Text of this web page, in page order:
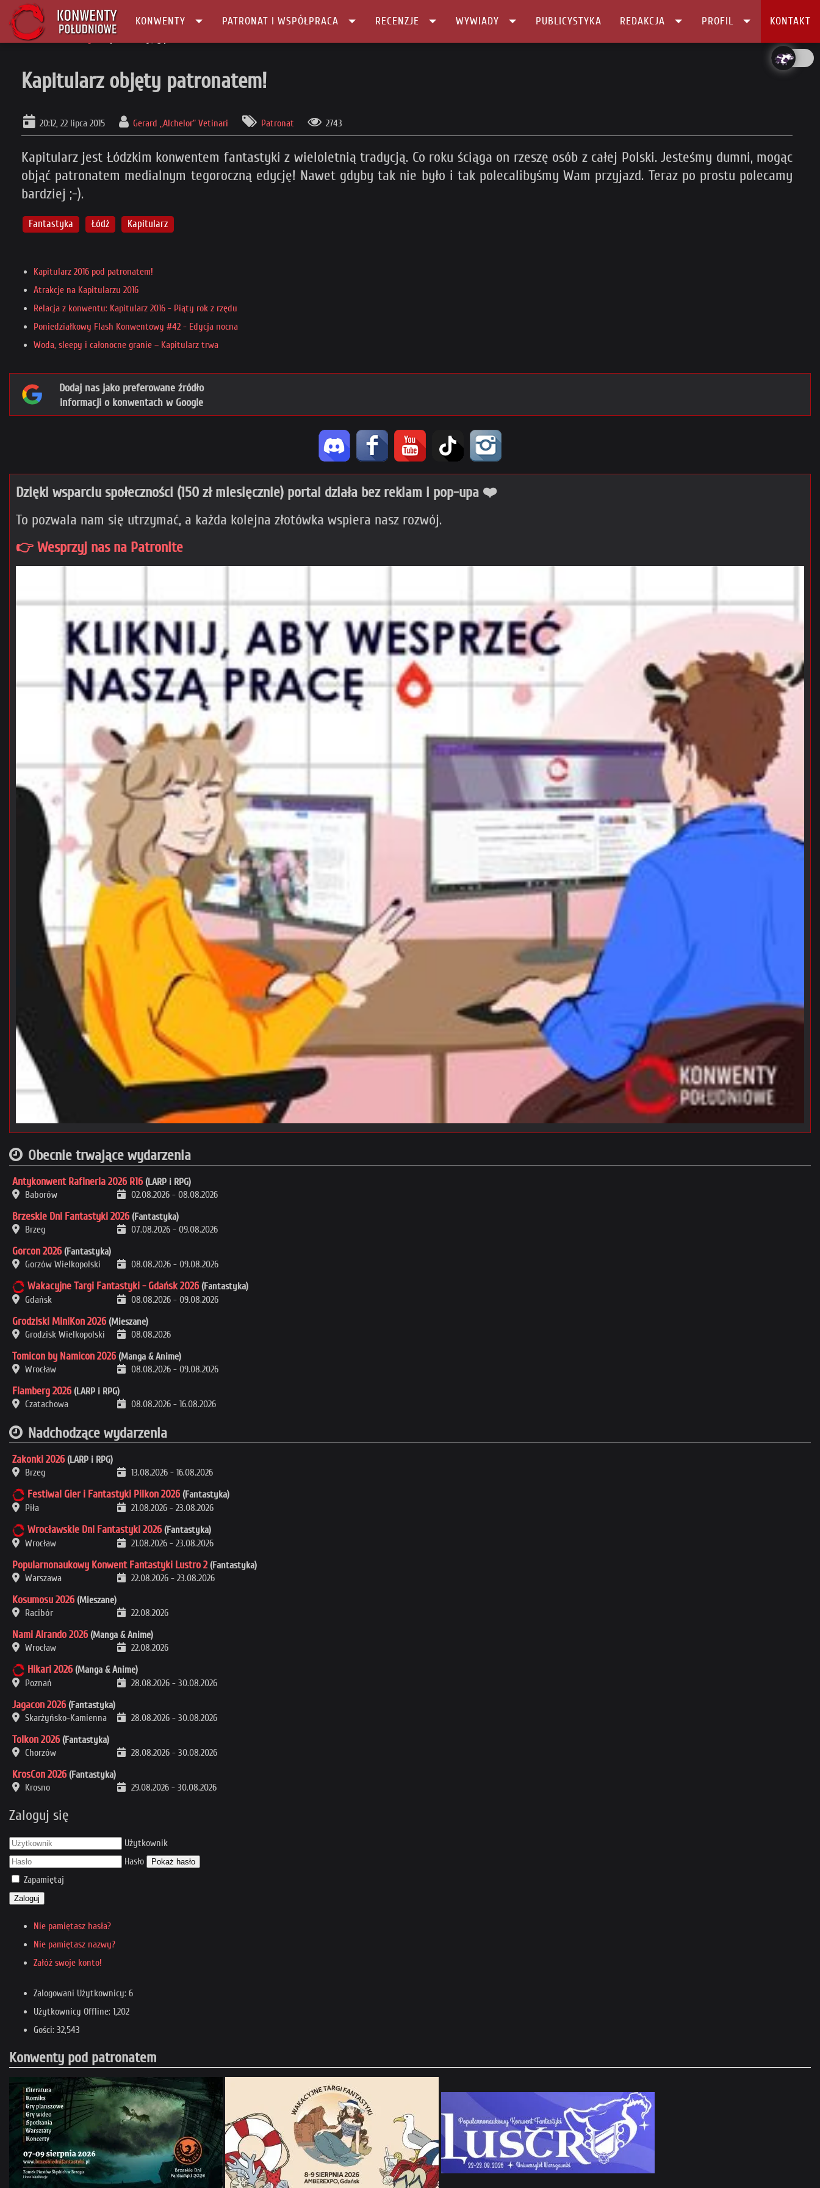
KONWENTY PATRONAT I WSPÓŁPRACA RECENZJE WYWIADY PUBLICYSTYKA REDAKCJA PROFIL KONTAKT
Główna
Kapitularz objęty patronatem!
20:12, 22 lipca 2015 Gerard „Alchelor” Vetinari Patronat 2743
Kapitularz jest Łódzkim konwentem fantastyki z wieloletnią tradycją. Co roku ściąga on rzeszę osób z całej Polski. Jesteśmy dumni, mogąc
objąć patronatem medialnym tegoroczną edycję! Nawet gdyby tak nie było i tak polecalibyśmy Wam przyjazd. Teraz po prostu polecamy
bardziej ;-).
Fantastyka Łódź Kapitularz
Kapitularz 2016 pod patronatem!
Atrakcje na Kapitularzu 2016
Relacja z konwentu: Kapitularz 2016 - Piąty rok z rzędu
Poniedziałkowy Flash Konwentowy #42 - Edycja nocna
Woda, sleepy i całonocne granie – Kapitularz trwa
Dodaj nas jako preferowane źródło
informacji o konwentach w Google
Dzięki wsparciu społeczności (150 zł miesięcznie) portal działa bez reklam i pop-upa ❤️
To pozwala nam się utrzymać, a każda kolejna złotówka wspiera nasz rozwój.
👉 Wesprzyj nas na Patronite
Obecnie trwające wydarzenia
Antykonwent Rafineria 2026 R16 (LARP i RPG)
Baborów
02.08.2026 - 08.08.2026
Brzeskie Dni Fantastyki 2026 (Fantastyka)
Brzeg
07.08.2026 - 09.08.2026
Gorcon 2026 (Fantastyka)
Gorzów Wielkopolski
08.08.2026 - 09.08.2026
Wakacyjne Targi Fantastyki - Gdańsk 2026 (Fantastyka)
Gdańsk
08.08.2026 - 09.08.2026
Grodziski MiniKon 2026 (Mieszane)
Grodzisk Wielkopolski
08.08.2026
Tomicon by Namicon 2026 (Manga & Anime)
Wrocław
08.08.2026 - 09.08.2026
Flamberg 2026 (LARP i RPG)
Czatachowa
08.08.2026 - 16.08.2026
Nadchodzące wydarzenia
Zakonki 2026 (LARP i RPG)
Brzeg
13.08.2026 - 16.08.2026
Festiwal Gier i Fantastyki Pilkon 2026 (Fantastyka)
Piła
21.08.2026 - 23.08.2026
Wrocławskie Dni Fantastyki 2026 (Fantastyka)
Wrocław
21.08.2026 - 23.08.2026
Popularnonaukowy Konwent Fantastyki Lustro 2 (Fantastyka)
Warszawa
22.08.2026 - 23.08.2026
Kosumosu 2026 (Mieszane)
Racibór
22.08.2026
Nami Airando 2026 (Manga & Anime)
Wrocław
22.08.2026
Hikari 2026 (Manga & Anime)
Poznań
28.08.2026 - 30.08.2026
Jagacon 2026 (Fantastyka)
Skarżyńsko-Kamienna
28.08.2026 - 30.08.2026
Tolkon 2026 (Fantastyka)
Chorzów
28.08.2026 - 30.08.2026
KrosCon 2026 (Fantastyka)
Krosno
29.08.2026 - 30.08.2026
Zaloguj się
Użytkownik
Hasło
Pokaż hasło
Zapamiętaj
Zaloguj
Nie pamiętasz hasła?
Nie pamiętasz nazwy?
Załóż swoje konto!
Zalogowani Użytkownicy: 6
Użytkownicy Offline: 1,202
Gości: 32,543
Konwenty pod patronatem